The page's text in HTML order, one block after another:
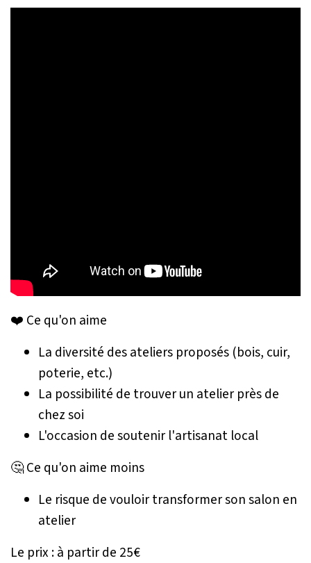
❤️ Ce qu'on aime
La diversité des ateliers proposés (bois, cuir,
poterie, etc.)
La possibilité de trouver un atelier près de
chez soi
L'occasion de soutenir l'artisanat local
🤔 Ce qu'on aime moins
Le risque de vouloir transformer son salon en
atelier
Le prix : à partir de 25€